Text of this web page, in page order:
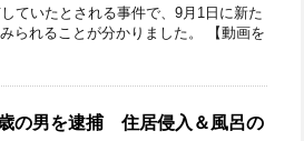
ていたとされる事件で、9月1日に新た
られることが分かりました。 【動画を
の男を逮捕 住居侵入＆風呂の